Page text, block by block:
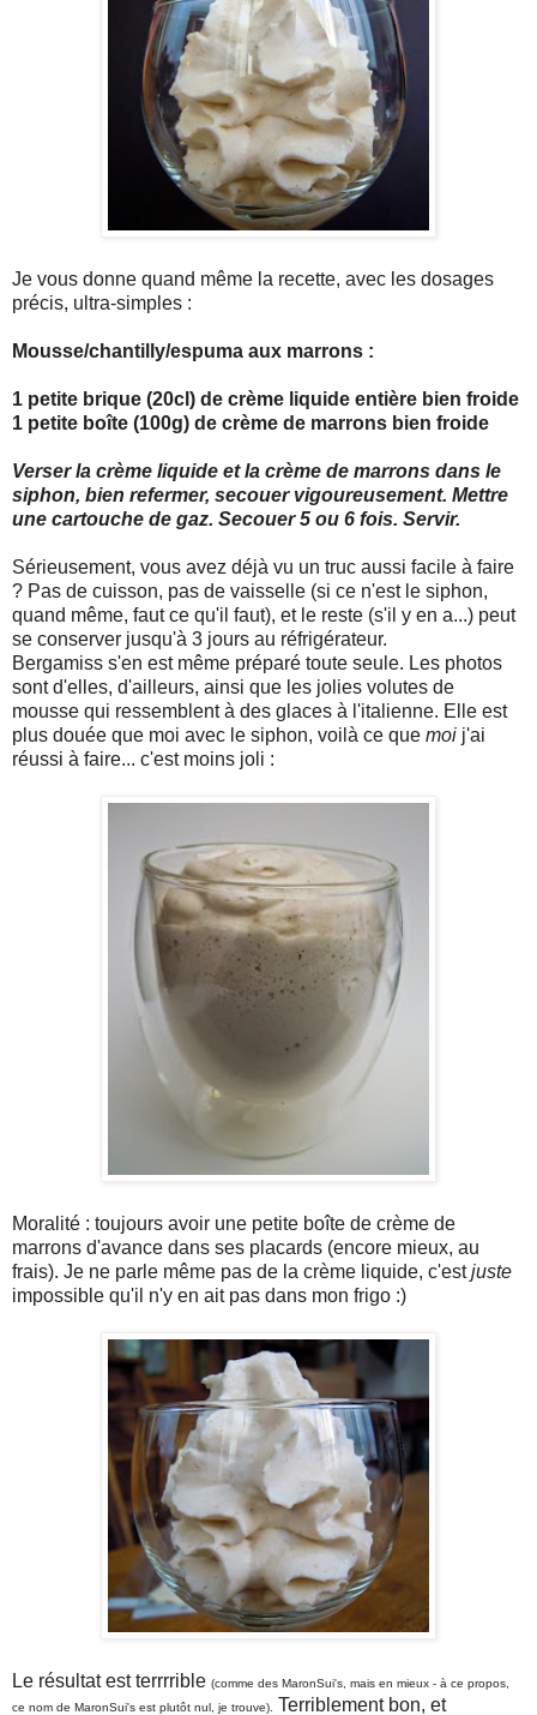
Je vous donne quand même la recette, avec les dosages
précis, ultra-simples :
Mousse/chantilly/espuma aux marrons :
1 petite brique (20cl) de crème liquide entière bien froide
1 petite boîte (100g) de crème de marrons bien froide
Verser la crème liquide et la crème de marrons dans le
siphon, bien refermer, secouer vigoureusement. Mettre
une cartouche de gaz. Secouer 5 ou 6 fois. Servir.
Sérieusement, vous avez déjà vu un truc aussi facile à faire
? Pas de cuisson, pas de vaisselle (si ce n'est le siphon,
quand même, faut ce qu'il faut), et le reste (s'il y en a...) peut
se conserver jusqu'à 3 jours au réfrigérateur.
Bergamiss s'en est même préparé toute seule. Les photos
sont d'elles, d'ailleurs, ainsi que les jolies volutes de
mousse qui ressemblent à des glaces à l'italienne. Elle est
plus douée que moi avec le siphon, voilà ce que moi j'ai
réussi à faire... c'est moins joli :
Moralité : toujours avoir une petite boîte de crème de
marrons d'avance dans ses placards (encore mieux, au
frais). Je ne parle même pas de la crème liquide, c'estjuste
impossible qu'il n'y en ait pas dans mon frigo :)
Le résultat est terrrrible (comme des MaronSui's, mais en mieux - à ce propos,
ce nom de MaronSui's est plutôt nul, je trouve).
Terriblement bon, et